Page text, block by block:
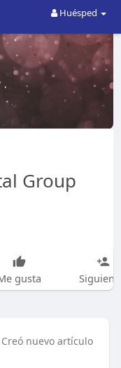
Huésped
Group
gusta
Creó nuevo artículo